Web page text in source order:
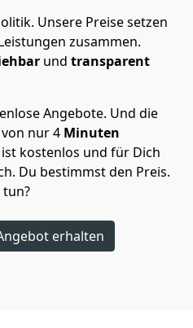
Unsere Preise setzen
zusammen.
und transparent
Angebote. Und die
nur4 Minuten
kostenlos und für Dich
Du bestimmst den Preis.
erhalten